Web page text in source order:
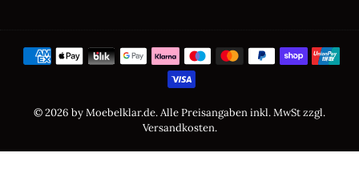
© 2026 by Moebelklar.de. Alle Preisangaben inkl. MwSt zzgl.
Versandkosten.